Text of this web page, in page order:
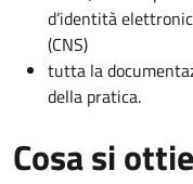
d’identità
(CNS)
tutta la
della pratica.
Cosa si